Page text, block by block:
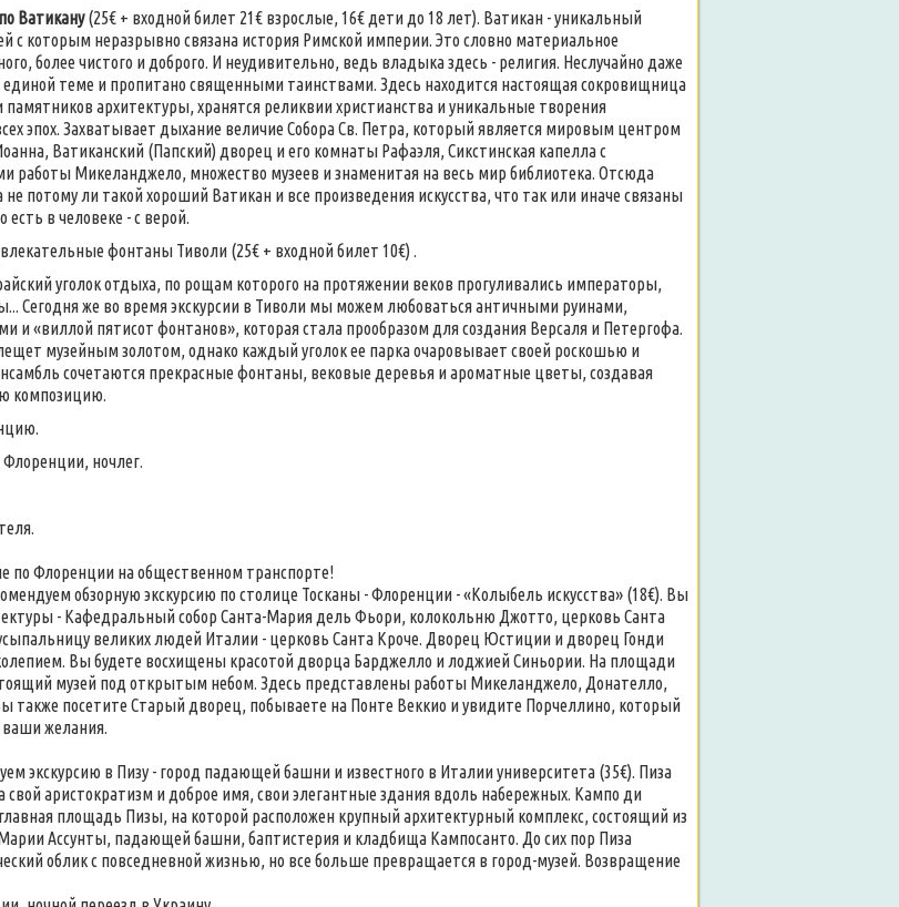
Ватикану(25€ + входной билет 21€ взрослые, 16€ дети до 18 лет). Ватикан - уникальный
с которым неразрывно связана история Римской империи. Это словно материальное
более чистого и доброго. И неудивительно, ведь владыка здесь - религия. Неслучайно даже
единой теме и пропитано священными таинствами. Здесь находится настоящая сокровищница
памятников архитектуры, хранятся реликвии христианства и уникальные творения
эпох. Захватывает дыхание величие Собора Св. Петра, который является мировым центром
Ватиканский (Папский) дворец и его комнаты Рафаэля, Сикстинская капелла с
работы Микеланджело, множество музеев и знаменитая на весь мир библиотека. Отсюда
потому ли такой хороший Ватикан и все произведения искусства, что так или иначе связаны
в человеке - с верой.
фонтаны Тиволи (25€ + входной билет 10€) .
уголок отдыха, по рощам которого на протяжении веков прогуливались императоры,
Сегодня же во время экскурсии в Тиволи мы можем любоваться античными руинами,
и «виллой пятисот фонтанов», которая стала прообразом для создания Версаля и Петергофа.
музейным золотом, однако каждый уголок ее парка очаровывает своей роскошью и
сочетаются прекрасные фонтаны, вековые деревья и ароматные цветы, создавая
композицию.
Флоренции, ночлег.
по Флоренции на общественном транспорте!
обзорную экскурсию по столице Тосканы - Флоренции - «Колыбель искусства» (18€). Вы
- Кафедральный собор Санта-Мария дель Фьори, колокольню Джотто, церковь Санта
великих людей Италии - церковь Санта Кроче. Дворец Юстиции и дворец Гонди
Вы будете восхищены красотой дворца Барджелло и лоджией Синьории. На площади
музей под открытым небом. Здесь представлены работы Микеланджело, Донателло,
также посетите Старый дворец, побываете на Понте Веккио и увидите Порчеллино, который
желания.
экскурсию в Пизу - город падающей башни и известного в Италии университета (35€). Пиза
свой аристократизм и доброе имя, свои элегантные здания вдоль набережных. Кампо ди
площадь Пизы, на которой расположен крупный архитектурный комплекс, состоящий из
Ассунты, падающей башни, баптистерия и кладбища Кампосанто. До сих пор Пиза
облик с повседневной жизнью, но все больше превращается в город-музей. Возвращение